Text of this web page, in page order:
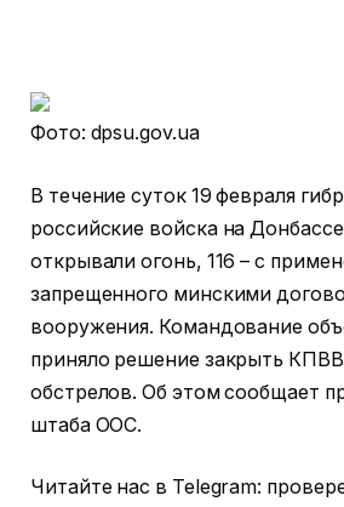
Фото: dpsu.gov.ua
В течение суток 19 февраля
российские войска на Донбассе
открывали огонь, 116 – с
запрещенного минскими
вооружения. Командование
приняло решение закрыть КПВВ
обстрелов. Об этом сообщает
штаба ООС.
Читайте нас в Telegram: